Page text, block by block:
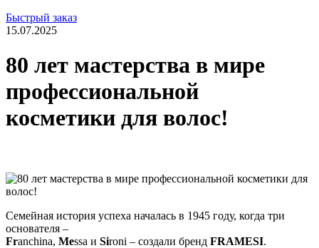
Быстрый заказ
15.07.2025
80 лет мастерства в мире
профессиональной
косметики для волос!
Семейная история успеха началась в 1945 году, когда три
основателя –
Franchina, Messa и Sironi – создали бренд FRAMESI.